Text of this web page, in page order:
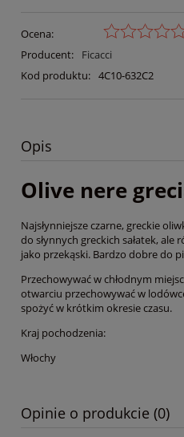
Ocena:
Producent:
Ficacci
Kod produktu: 4C10-632C2
Opis
Olive nere
Najsłynniejsze czarne, greckie
do słynnych greckich sałatek,
jako przekąski. Bardzo dobre do
Przechowywać w chłodnym
otwarciu przechowywać w
spożyć w krótkim okresie czasu.
Kraj pochodzenia:
Włochy
Opinie o produkcie (0)